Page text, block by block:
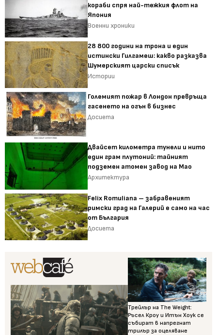
кораби спря най-тежкия флот на
Япония
Военни хроники
28 800 години на трона и един
истински Гилгамеш: какво разказва
Шумерският царски списък
Истории
Големият пожар в Лондон превръща
гасенето на огън в бизнес
Досиета
Двайсет километра тунели и нито
един грам плутоний: тайният
подземен атомен завод на Мао
Архитектура
Felix Romuliana – забравеният
римски град на Галерий е само на час
от България
Досиета
Трейлър на The Weight:
Ръсел Кроу и Итън Хоук се
събират в напрегнат
трилър за оцеляване